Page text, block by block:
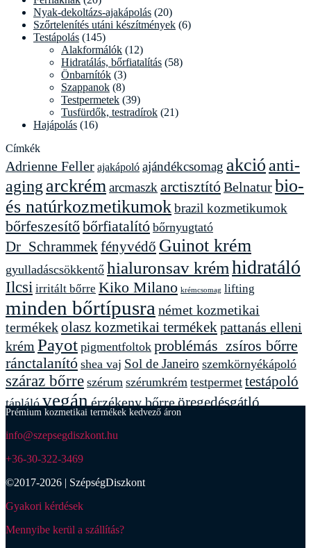
Nyak-dekoltázs-ajakápolás (20)
Szőrtelenítés utáni készítmények (6)
Testápolás (145)
Alakformálók (12)
Hidratálás, bőrfiatalítás (58)
Önbarnítók (3)
Szappanok (8)
Testpermetek (39)
Tusfürdők, testradírok (21)
Hajápolás (16)
Címkék
Adrienne Feller ajakápoló ajándékcsomag akcióanti-
aging arckrémarcmaszk arctisztítóBelnaturbio-
és natúrkozmetikumokbrazil kozmetikumok
bőrfeszesítőbőrfiatalító bőrnyugtató
Dr_Schrammekfényvédő Guinot krém
gyulladáscsökkentő hialuronsav krémhidratáló
Ilcsi irritált bőrre Kiko Milano krémcsomag lifting
minden bőrtípusra német kozmetikai
termékekolasz kozmetikai termékek pattanás elleni
krém Payot pigmentfoltok problémás_zsíros bőrre
ránctalanító shea vaj Sol de Janeiro szemkörnyékápoló
száraz bőrre szérum szérumkrém testpermet testápoló
tápláló vegánérzékeny bőrreöregedésgátló
Prémium kozmetikai termékek kedvező áron
info@szepsegdiszkont.hu
+36-30-322-3469
©2017-2026 | SzépségDiszkont
Gyakori kérdések
Mennyibe kerül a szállítás?